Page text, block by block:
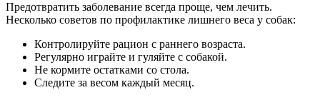
Предотвратить заболевание всегда проще, чем лечить.
Несколько советов по профилактике лишнего веса у собак:
Контролируйте рацион с раннего возраста.
Регулярно играйте и гуляйте с собакой.
Не кормите остатками со стола.
Следите за весом каждый месяц.